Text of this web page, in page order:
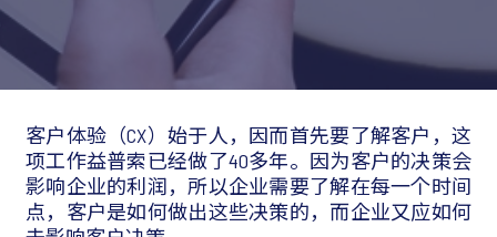
客户体验（CX）始于人，因而首先要了解客户，这
项工作益普索已经做了40多年。因为客户的决策会
影响企业的利润，所以企业需要了解在每一个时间
点，客户是如何做出这些决策的，而企业又应如何